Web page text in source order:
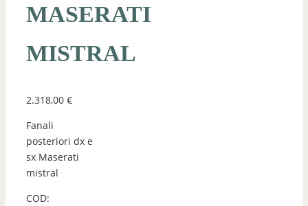
MASERATI
MISTRAL
2.318,00 €
Fanali
posteriori dx e
sx Maserati
mistral
COD: